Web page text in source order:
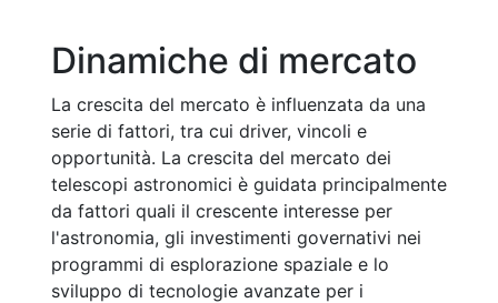
Dinamiche di mercato
La crescita del mercato è influenzata da una
serie di fattori, tra cui driver, vincoli e
opportunità. La crescita del mercato dei
telescopi astronomici è guidata principalmente
da fattori quali il crescente interesse per
l'astronomia, gli investimenti governativi nei
programmi di esplorazione spaziale e lo
sviluppo di tecnologie avanzate per i